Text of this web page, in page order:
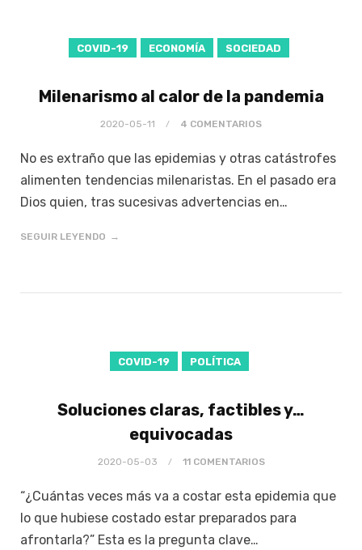
COVID-19 ECONOMÍA SOCIEDAD
Milenarismo al calor de la pandemia
2020-05-11 4 COMENTARIOS
No es extraño que las epidemias y otras catástrofes
alimenten tendencias milenaristas. En el pasado era
Dios quien, tras sucesivas advertencias en…
SEGUIR LEYENDO
COVID-19 POLÍTICA
Soluciones claras, factibles y…
equivocadas
2020-05-03 11 COMENTARIOS
“¿Cuántas veces más va a costar esta epidemia que
lo que hubiese costado estar preparados para
afrontarla?” Esta es la pregunta clave…